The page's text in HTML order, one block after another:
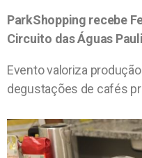
ParkShopping recebe
Circuito das Águas
Evento valoriza
degustações de cafés